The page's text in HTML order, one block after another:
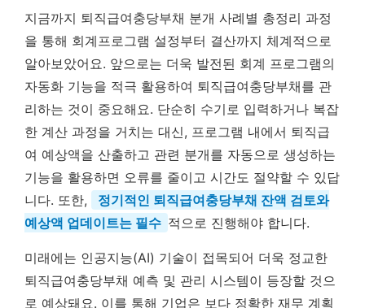
지금까지 퇴직급여충당부채 분개 사례별 총정리 과정
을 통해 회계프로그램 설정부터 결산까지 체계적으로
알아보았어요. 앞으로는 더욱 발전된 회계 프로그램의
자동화 기능을 적극 활용하여 퇴직급여충당부채를 관
리하는 것이 중요해요. 단순히 수기로 입력하거나 복잡
한 계산 과정을 거치는 대신, 프로그램 내에서 퇴직급
여 예상액을 산출하고 관련 분개를 자동으로 생성하는
기능을 활용하면 오류를 줄이고 시간도 절약할 수 있답
니다. 또한,
정기적인 퇴직급여충당부채 잔액 검토와
예상액 업데이트는 필수 적으로 진행해야 합니다.
미래에는 인공지능(AI) 기술이 접목되어 더욱 정교한
퇴직급여충당부채 예측 및 관리 시스템이 등장할 것으
로 예상돼요. 이를 통해 기업은 보다 정확한 재무 계획